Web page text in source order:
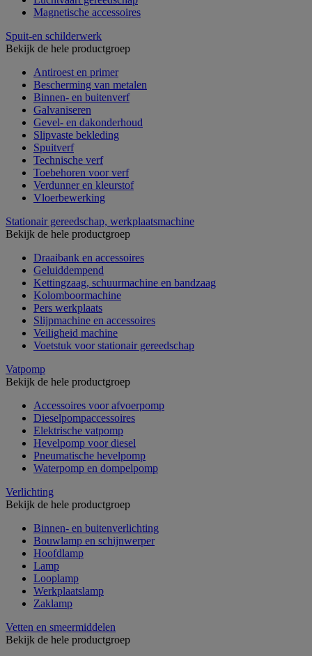
Magnetische accessoires
Spuit-en schilderwerk
Bekijk de hele productgroep
Antiroest en primer
Bescherming van metalen
Binnen- en buitenverf
Galvaniseren
Gevel- en dakonderhoud
Slipvaste bekleding
Spuitverf
Technische verf
Toebehoren voor verf
Verdunner en kleurstof
Vloerbewerking
Stationair gereedschap, werkplaatsmachine
Bekijk de hele productgroep
Draaibank en accessoires
Geluiddempend
Kettingzaag, schuurmachine en bandzaag
Kolomboormachine
Pers werkplaats
Slijpmachine en accessoires
Veiligheid machine
Voetstuk voor stationair gereedschap
Vatpomp
Bekijk de hele productgroep
Accessoires voor afvoerpomp
Dieselpompaccessoires
Elektrische vatpomp
Hevelpomp voor diesel
Pneumatische hevelpomp
Waterpomp en dompelpomp
Verlichting
Bekijk de hele productgroep
Binnen- en buitenverlichting
Bouwlamp en schijnwerper
Hoofdlamp
Lamp
Looplamp
Werkplaatslamp
Zaklamp
Vetten en smeermiddelen
Bekijk de hele productgroep